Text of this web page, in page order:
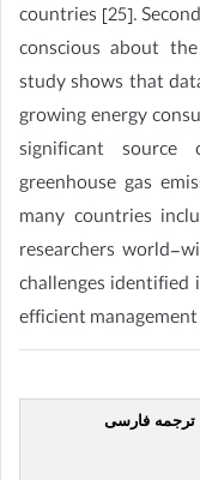
countries [25].
conscious about
study shows that
growing energy
significant source
greenhouse gas
many countries
researchers world-
challenges identified
efficient
ترجمه فارسی